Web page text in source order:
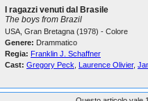
I ragazzi venuti dal Brasile
The boys from Brazil
USA, Gran Bretagna (1978) - Colore
Genere: Drammatico
Regia: Franklin J. Schaffner
Cast: Gregory Peck Laurence Olivier,